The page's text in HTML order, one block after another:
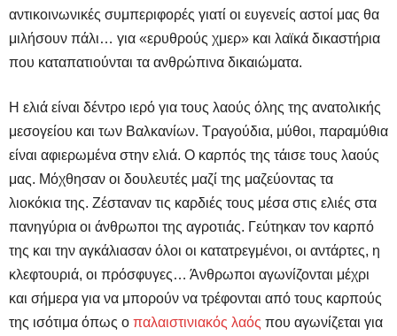
αντικοινωνικές συμπεριφορές γιατί οι ευγενείς αστοί μας θα
μιλήσουν πάλι… για «ερυθρούς χμερ» και λαϊκά δικαστήρια
που καταπατιούνται τα ανθρώπινα δικαιώματα.
Η ελιά είναι δέντρο ιερό για τους λαούς όλης της ανατολικής
μεσογείου και των Βαλκανίων. Τραγούδια, μύθοι, παραμύθια
είναι αφιερωμένα στην ελιά. Ο καρπός της τάισε τους λαούς
μας. Μόχθησαν οι δουλευτές μαζί της μαζεύοντας τα
λιοκόκια της. Ζέσταναν τις καρδιές τους μέσα στις ελιές στα
πανηγύρια οι άνθρωποι της αγροτιάς. Γεύτηκαν τον καρπό
της και την αγκάλιασαν όλοι οι κατατρεγμένοι, οι αντάρτες, η
κλεφτουριά, οι πρόσφυγες… Άνθρωποι αγωνίζονται μέχρι
και σήμερα για να μπορούν να τρέφονται από τους καρπούς
της ισότιμα όπως ο παλαιστινιακός λαός που αγωνίζεται για